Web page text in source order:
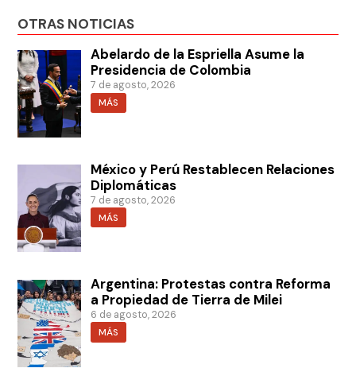
OTRAS NOTICIAS
Abelardo de la Espriella Asume la
Presidencia de Colombia
7 de agosto, 2026
MÁS
México y Perú Restablecen Relaciones
Diplomáticas
7 de agosto, 2026
MÁS
Argentina: Protestas contra Reforma
a Propiedad de Tierra de Milei
6 de agosto, 2026
MÁS